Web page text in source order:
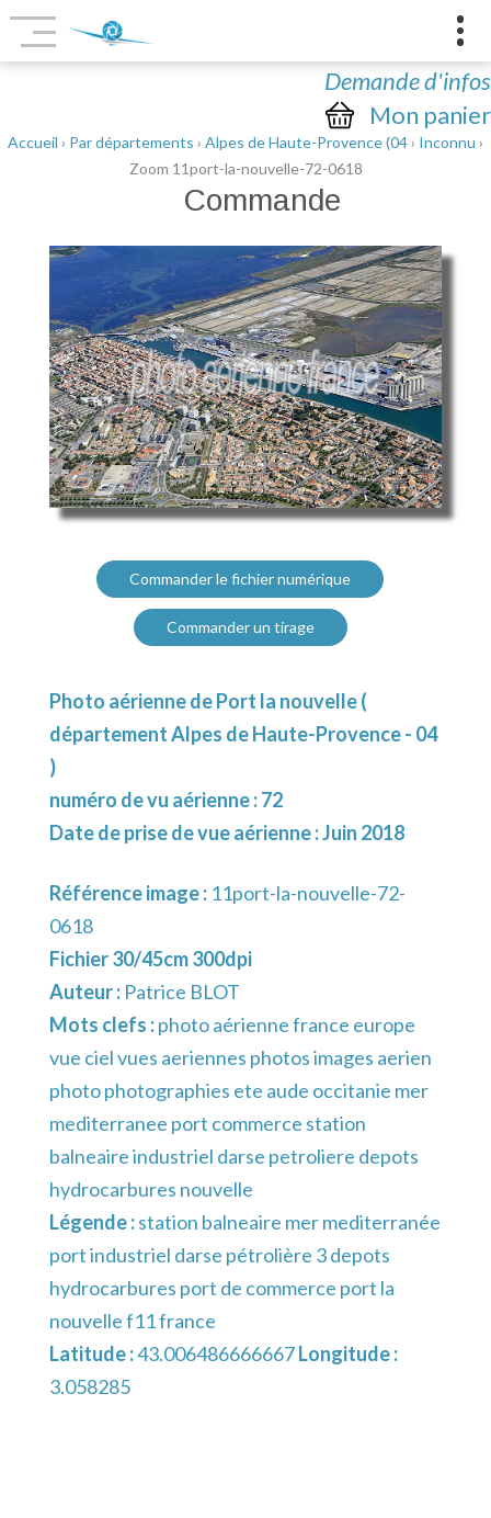
Demande d'infos
Mon panier
Accueil › Par départements › Alpes de Haute-Provence (04› Inconnu ›
Zoom 11port-la-nouvelle-72-0618
Commande
Commander le fichier numérique
Commander un tirage
Photo aérienne de Port la nouvelle (
département Alpes de Haute-Provence - 04
)
numéro de vu aérienne : 72
Date de prise de vue aérienne : Juin 2018
Référence image : 11port-la-nouvelle-72-
0618
Fichier 30/45cm 300dpi
Auteur : Patrice BLOT
Mots clefs :photo aérienne france europe
vue ciel vues aeriennes photos images aerien
photo photographies ete aude occitanie mer
mediterranee port commerce station
balneaire industriel darse petroliere depots
hydrocarbures nouvelle
Légende :station balneaire mer mediterranée
port industriel darse pétrolière 3 depots
hydrocarbures port de commerce port la
nouvelle f11 france
Latitude :43.006486666667Longitude :
3.058285